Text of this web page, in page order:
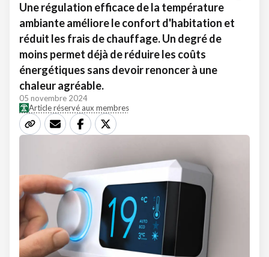
Une régulation efficace de la température
ambiante améliore le confort d'habitation et
réduit les frais de chauffage. Un degré de
moins permet déjà de réduire les coûts
énergétiques sans devoir renoncer à une
chaleur agréable.
05 novembre 2024
Article réservé aux membres